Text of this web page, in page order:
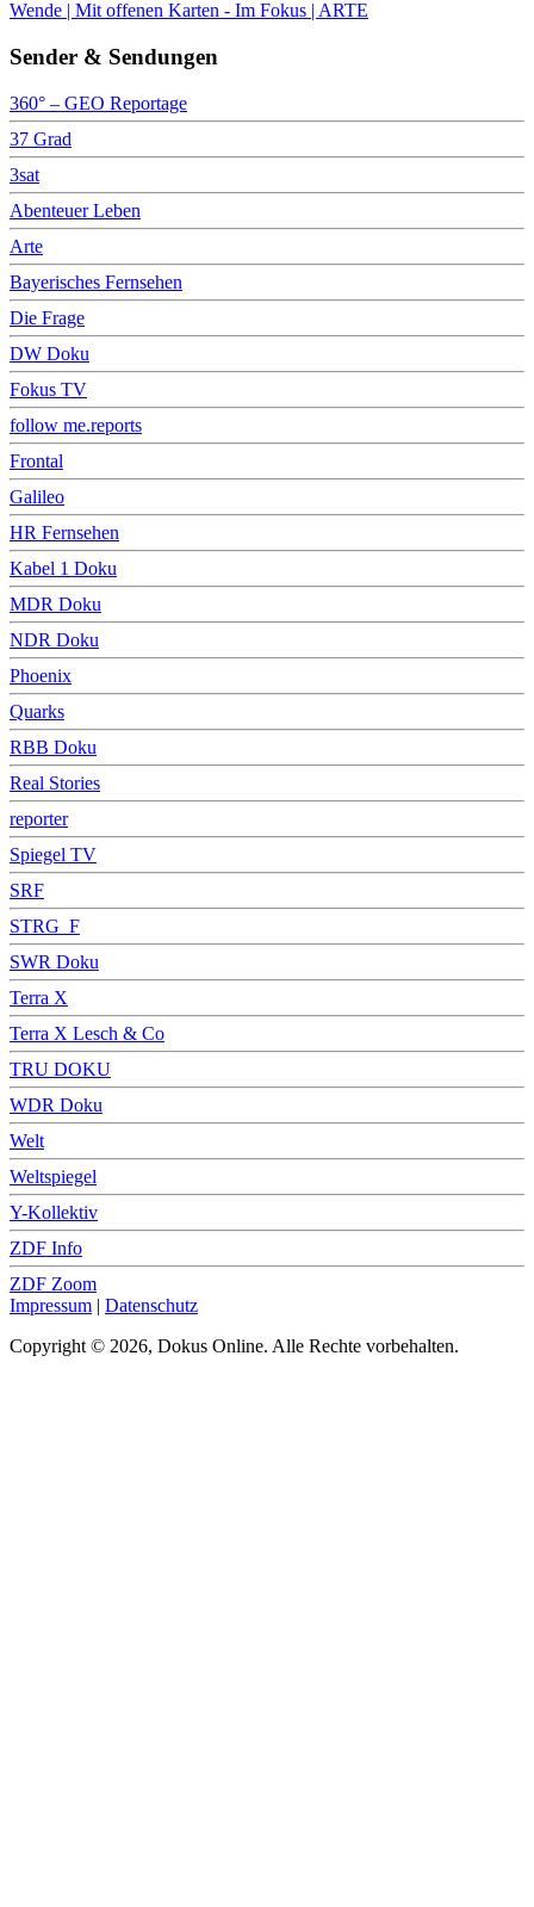
Wende | Mit offenen Karten - Im Fokus | ARTE
Sender & Sendungen
360° – GEO Reportage
37 Grad
3sat
Abenteuer Leben
Arte
Bayerisches Fernsehen
Die Frage
DW Doku
Fokus TV
follow me.reports
Frontal
Galileo
HR Fernsehen
Kabel 1 Doku
MDR Doku
NDR Doku
Phoenix
Quarks
RBB Doku
Real Stories
reporter
Spiegel TV
SRF
STRG_F
SWR Doku
Terra X
Terra X Lesch & Co
TRU DOKU
WDR Doku
Welt
Weltspiegel
Y-Kollektiv
ZDF Info
ZDF Zoom
Impressum | Datenschutz
Copyright © 2026, Dokus Online. Alle Rechte vorbehalten.